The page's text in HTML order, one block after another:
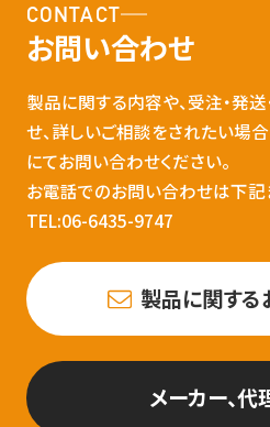
CONTACT
お問い合わせ
製品に関する内容や、受注・発
せ、詳しいご相談をされたい場
にてお問い合わせください。
お電話でのお問い合わせは下記
TEL:06-6435-9747
製品に関す
メーカー、